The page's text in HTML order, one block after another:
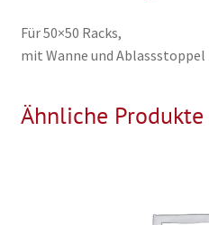
Für 50×50 Racks,
mit Wanne und Ablassstoppel
Ähnliche Produkte